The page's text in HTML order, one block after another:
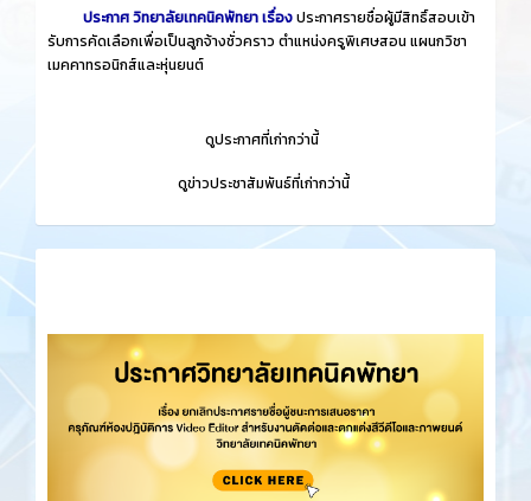
ประกาศ วิทยาลัยเทคนิคพัทยา เรื่องประกาศรายชื่อผู้มีสิทธิ์สอบเข้า
รับการคัดเลือกเพื่อเป็นลูกจ้างชั่วคราว ตำแหน่งครูพิเศษสอน แผนกวิชา
เมคคาทรอนิกส์และหุ่นยนต์
ดูประกาศที่เก่ากว่านี้
ดูข่าวประชาสัมพันธ์ที่เก่ากว่านี้